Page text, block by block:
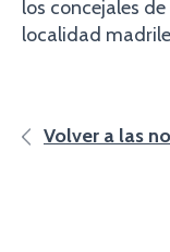
los concejales
localidad
Volver a las